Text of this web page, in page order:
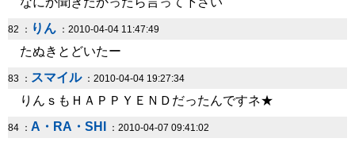
82 ： りん ：2010-04-04 11:47:49
たぬきとどいたー
83 ： スマイル：2010-04-04 19:27:34
りんｓもＨＡＰＰＹＥＮＤだったんですネ★
84 ： A・RA・SHI ：2010-04-07 09:41:02